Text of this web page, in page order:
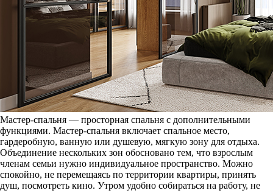
Мастер-спальня — просторная спальня с дополнительными
функциями. Мастер-спальня включает спальное место,
гардеробную, ванную или душевую, мягкую зону для отдыха.
Объединение нескольких зон обосновано тем, что взрослым
членам семьи нужно индивидуальное пространство. Можно
спокойно, не перемещаясь по территории квартиры, принять
душ, посмотреть кино. Утром удобно собираться на работу, не